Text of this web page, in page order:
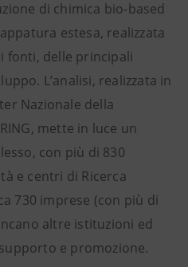
di chimica bio-based
estesa, realizzata
fonti, delle principali
L’analisi, realizzata in
Nazionale della
mette in luce un
con più di 830
e centri di Ricerca
730 imprese (con più di
altre istituzioni ed
e promozione.